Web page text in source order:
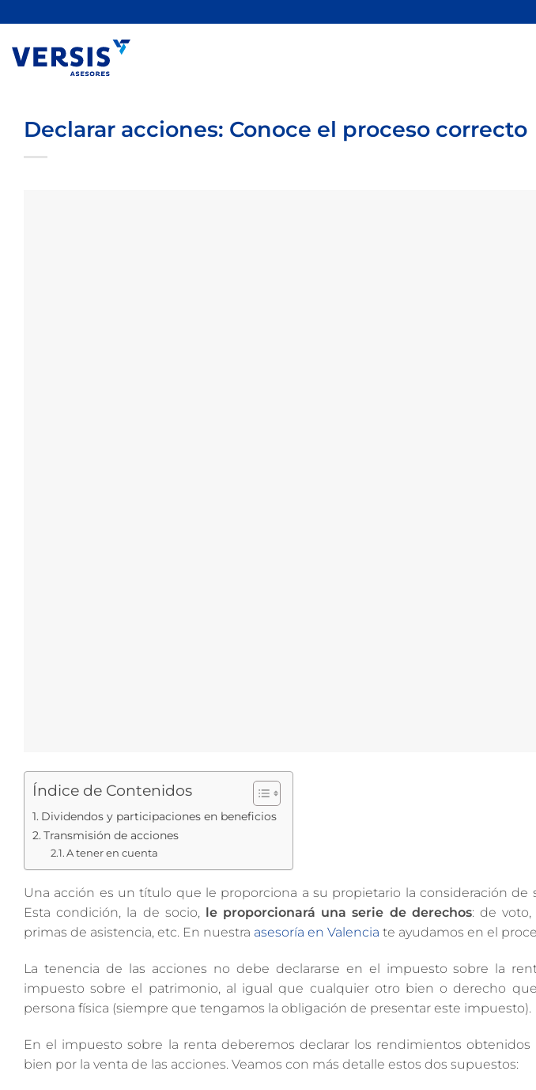
contenido
Declarar acciones: Conoce el proceso correcto
Índice de Contenidos
Dividendos y participaciones en beneficios
Transmisión de acciones
A tener en cuenta
Una acción es un título que le proporciona a su propietario la consideración
Esta condición, la de socio, le proporcionará una serie de derechos: de
primas de asistencia, etc. En nuestra asesoría en Valencia te ayudamos en el
La tenencia de las acciones no debe declararse en el impuesto sobre la
impuesto sobre el patrimonio, al igual que cualquier otro bien o derecho
persona física (siempre que tengamos la obligación de presentar este impuesto).
En el impuesto sobre la renta deberemos declarar los rendimientos
bien por la venta de las acciones. Veamos con más detalle estos dos supuestos: